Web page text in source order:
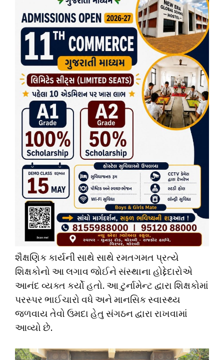
શૈક્ષણિક કાર્યની સાથે સાથે રમતગમત પ્રત્યે
શિક્ષકોનો આ લગાવ જોઈને સંસ્થાના હોદ્દેદારોએ
આનંદ વ્યક્ત કર્યો હતો. આ ટુર્નામેન્ટ દ્વારા શિક્ષકોમાં
પરસ્પર ભાઈચારો વધે અને માનસિક સ્વાસ્થ્ય
જળવાય તેવો ઉમદા હેતુ સંગઠન દ્વારા રાખવામાં
આવ્યો છે.